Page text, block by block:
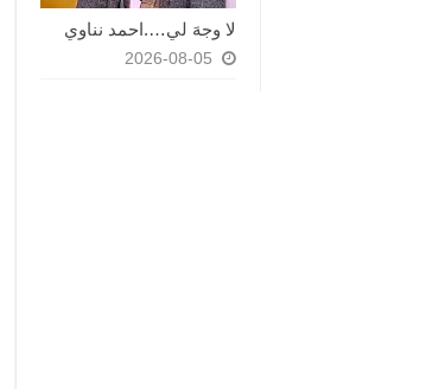
لا وجهَ لي….احمد نناوي
2026-08-05